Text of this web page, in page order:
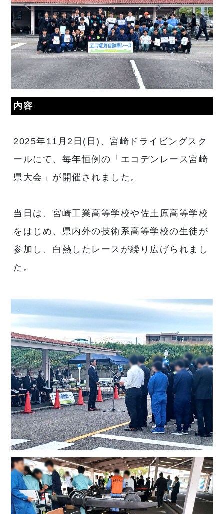
内容
2025年11月2日(日)、宮崎ドライビングスク
ールにて、毎年恒例の「エコデンレース宮崎
県大会」が開催されました。
当日は、宮崎工業高等学校や佐土原高等学校
をはじめ、県内外の技術系高等学校の生徒が
参加し、白熱したレースが繰り広げられまし
た。